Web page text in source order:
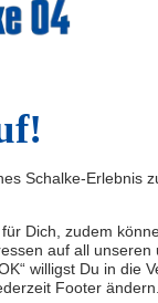
S04-Logo
Wind und
Material sorgt
für den S04
kleinen Fans